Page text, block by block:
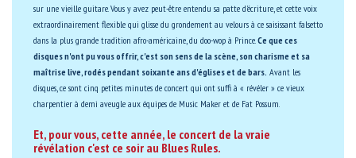
sur une vieille guitare. Vous y avez peut-être entendu sa patte d'écriture, et cette voix
extraordinairement flexible qui glisse du grondement au velours à ce saisissant falsetto
dans la plus grande tradition afro-américaine, du doo-wop à Prince. Ce que ces
disques n'ont pu vous offrir, c'est son sens de la scène, son charisme et sa
maîtrise live, rodés pendant soixante ans d'églises et de bars. Avant les
disques, ce sont cinq petites minutes de concert qui ont suffi à « révéler » ce vieux
charpentier à demi aveugle aux équipes de Music Maker et de Fat Possum.
Et, pour vous, cette année, le concert de la vraie
révélation c'est ce soir au Blues Rules.